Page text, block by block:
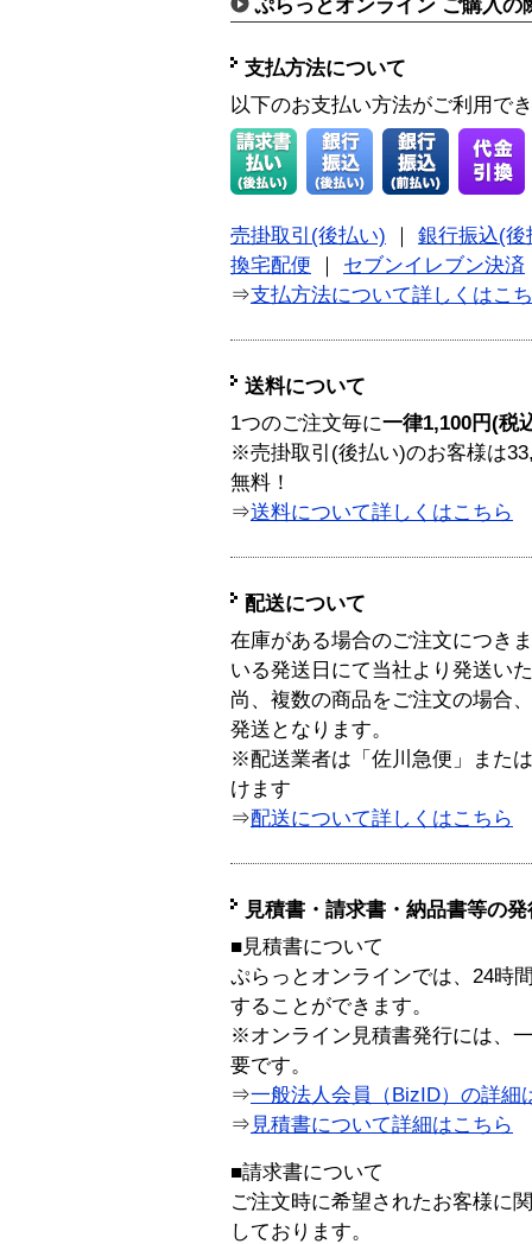
ぷらっとオンライン ご購入の
支払方法について
以下のお支払い方法がご利用で
売掛取引(後払い) ｜ 銀行振込(後
換宅配便 ｜ セブンイレブン決済
⇒支払方法について詳しくはこ
送料について
1つのご注文毎に一律1,100円(税
※売掛取引(後払い)のお客様は
無料！
⇒送料について詳しくはこちら
配送について
在庫がある場合のご注文につき
いる発送日にて当社より発送い
尚、複数の商品をご注文の場合
発送となります。
※配送業者は「佐川急便」また
けます
⇒配送について詳しくはこちら
見積書・請求書・納品書等の
■見積書について
ぷらっとオンラインでは、24時
することができます。
※オンライン見積書発行には、
要です。
⇒一般法人会員（BizID）の詳細
⇒ 見積書について詳細はこちら
■請求書について
ご注文時に希望されたお客様に
しております。